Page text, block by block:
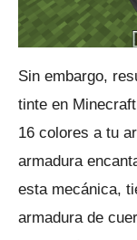
Sin embargo,
tinte en
16 colores a tu
armadura
esta mecánica,
armadura de